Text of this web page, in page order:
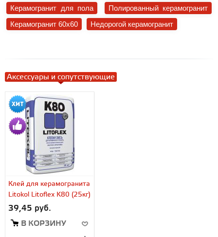
Керамогранит для пола
Полированный керамогранит
Керамогранит 60x60
Недорогой керамогранит
Аксессуары и сопутствующие
Клей для керамогранита
Litokol Litoflex K80 (25кг)
39,45 руб.
В КОРЗИНУ